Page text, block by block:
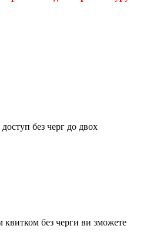
без черг до двох
квитком без черги ви зможете